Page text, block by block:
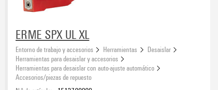
ERME SPX UL XL
Entorno de trabajo y accesorios Herramientas
Desaislar
Herramientas para desaislar y accesorios
Herramientas para desaislar con auto-ajuste automático
Accesorios/piezas de repuesto